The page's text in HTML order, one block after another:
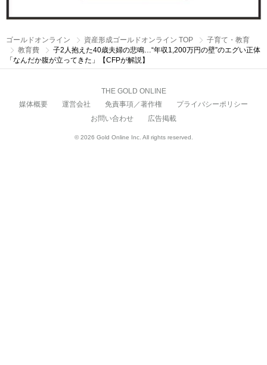
ゴールドオンライン 資産形成ゴールドオンライン TOP
子育て・教育
教育費
子2人抱えた40歳夫婦の悲鳴…“年収1,200万円の壁”のエグい正体
「なんだか腹が立ってきた」【CFPが解説】
THE GOLD ONLINE
媒体概要
運営会社 免責事項／著作権
プライバシーポリシー
お問い合わせ
広告掲載
© 2026 Gold Online Inc. All rights reserved.